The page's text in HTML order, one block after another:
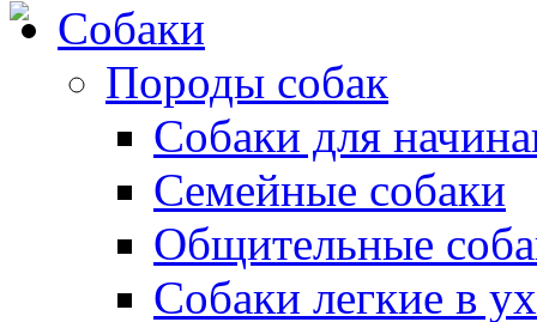
Собаки
Породы собак
Собаки для
Семейные собаки
Общительные
Собаки легкие в